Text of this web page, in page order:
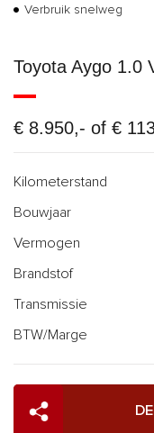
Verbruik snelweg
Toyota Aygo 1.0
€ 8.950,- of €
Kilometerstand
Bouwjaar
Vermogen
Brandstof
Transmissie
BTW/Marge